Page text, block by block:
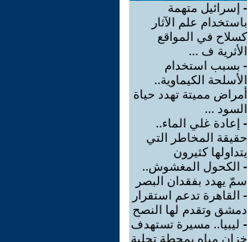
- إسرائيل متهمة
باستخدام علم الآثار
كسلاح في المواقع
الأثرية ف ...
- بسبب استخدام
الأسلحة الكيماوية..
أمراض مميتة تهدد حياة
السود ...
- إعادة غلي الماء..
حقيقة المخاطر التي
يتداولها كثيرون
- الكحول المغشوش..
سمّ يهدد بفقدان البصر
- القاهرة تدعم استقرار
دمشق وتقدم لها النصح
- ليبيا.. مسيرة تستهدف
خزان مياه بمحطة تحلية